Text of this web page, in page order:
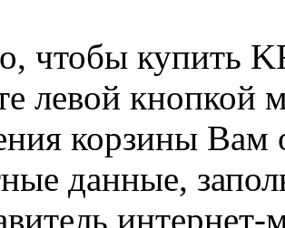
чтобы купить
левой
корзины Вам
данные,